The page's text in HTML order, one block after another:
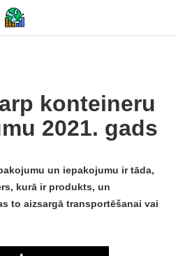
konteineru
2021. gads
un iepakojumu ir tāda,
kurā ir produkts, un
to aizsargā transportēšanai vai